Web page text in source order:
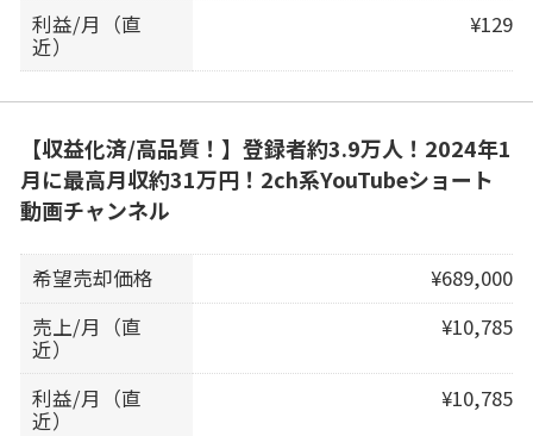
利益/月（直
近）
¥129
【収益化済/高品質！】登録者約3.9万人！2024年1
月に最高月収約31万円！2ch系YouTubeショート
動画チャンネル
希望売却価格
¥689,000
売上/月（直
近）
¥10,785
利益/月（直
近）
¥10,785